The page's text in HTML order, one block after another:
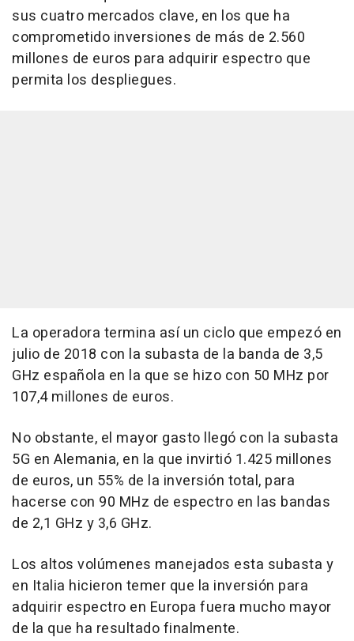
sus cuatro mercados clave, en los que ha
comprometido inversiones de más de 2.560
millones de euros para adquirir espectro que
permita los despliegues.
La operadora termina así un ciclo que empezó en
julio de 2018 con la subasta de la banda de 3,5
GHz española en la que se hizo con 50 MHz por
107,4 millones de euros.
No obstante, el mayor gasto llegó con la subasta
5G en Alemania, en la que invirtió 1.425 millones
de euros, un 55% de la inversión total, para
hacerse con 90 MHz de espectro en las bandas
de 2,1 GHz y 3,6 GHz.
Los altos volúmenes manejados esta subasta y
en Italia hicieron temer que la inversión para
adquirir espectro en Europa fuera mucho mayor
de la que ha resultado finalmente.